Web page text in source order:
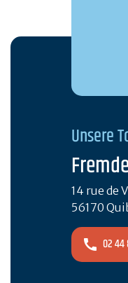
Unsere
14 rue de
56170
02 44